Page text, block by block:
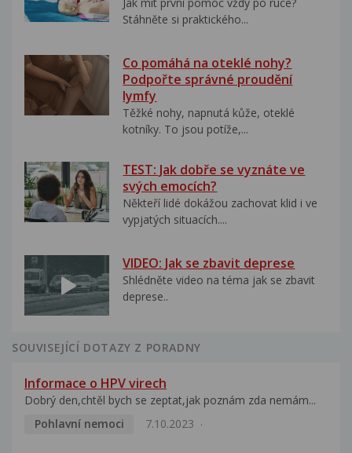
Stáhněte si praktického...
Co pomáhá na oteklé nohy?
Podpořte správné proudění
lymfy
Těžké nohy, napnutá kůže, oteklé
kotníky. To jsou potíže,...
TEST: Jak dobře se vyznáte ve
svých emocích?
Někteří lidé dokážou zachovat klid i ve
vypjatých situacích....
VIDEO: Jak se zbavit deprese
Shlédněte video na téma jak se zbavit
deprese..
SOUVISEJÍCÍ DOTAZY Z PORADNY
Informace o HPV virech
Dobrý den,chtěl bych se zeptat,jak poznám zda nemám...
Pohlavní nemoci
7.10.2023